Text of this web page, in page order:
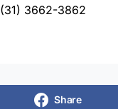
(31) 3662-3862
Share